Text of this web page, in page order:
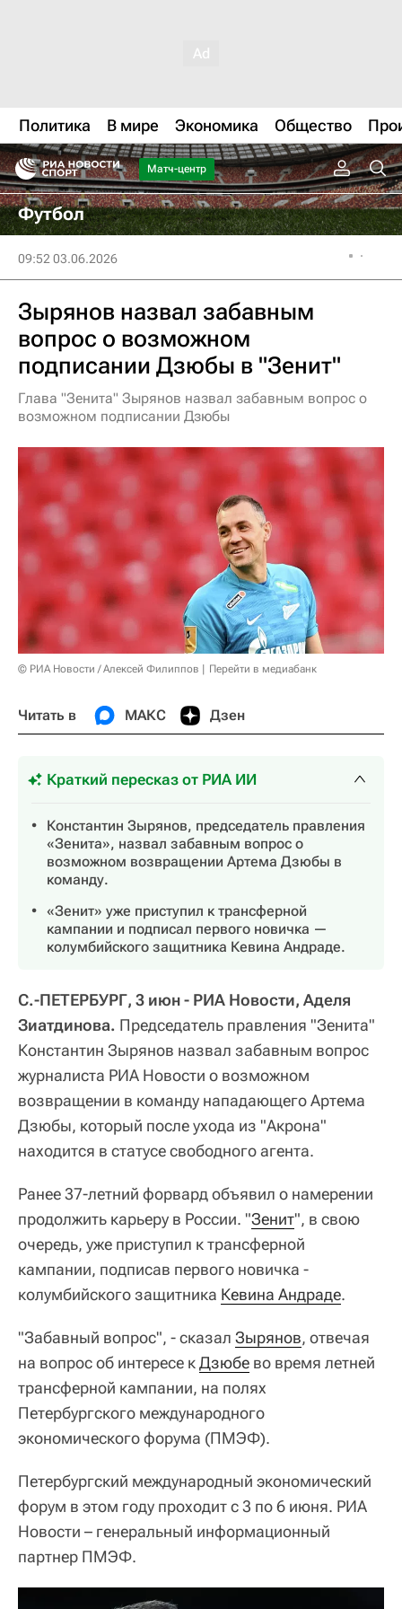
Политика В мире Экономика Общество
Матч-центр
Футбол
09:52 03.06.2026
Зырянов назвал забавным
вопрос о возможном
подписании Дзюбы в "Зенит"
Глава "Зенита" Зырянов назвал забавным вопрос о
возможном подписании Дзюбы
© РИА Новости / Алексей Филиппов Перейти в медиабанк
Читать в МАКС Дзен
Краткий пересказ от РИА ИИ
Константин Зырянов, председатель правления
«Зенита», назвал забавным вопрос о
возможном возвращении Артема Дзюбы в
команду.
«Зенит» уже приступил к трансферной
кампании и подписал первого новичка —
колумбийского защитника Кевина Андраде.
С.-ПЕТЕРБУРГ, 3 июн - РИА Новости, Аделя
Зиатдинова. Председатель правления "Зенита"
Константин Зырянов назвал забавным вопрос
журналиста РИА Новости о возможном
возвращении в команду нападающего Артема
Дзюбы, который после ухода из "Акрона"
находится в статусе свободного агента.
Ранее 37-летний форвард объявил о намерении
продолжить карьеру в России. "Зенит", в свою
очередь, уже приступил к трансферной
кампании, подписав первого новичка -
колумбийского защитника Кевина Андраде.
"Забавный вопрос", - сказал Зырянов, отвечая
на вопрос об интересе кДзюбе во время летней
трансферной кампании, на полях
Петербургского международного
экономического форума (ПМЭФ).
Петербургский международный экономический
форум в этом году проходит с 3 по 6 июня. РИА
Новости – генеральный информационный
партнер ПМЭФ.